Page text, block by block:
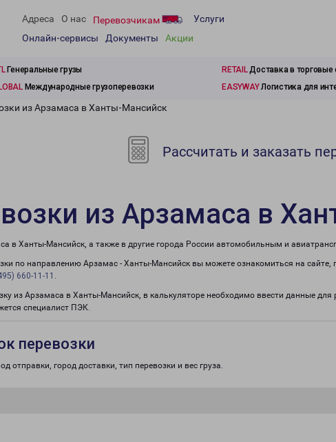
Адреса О нас Перевозчикам
Услуги
Онлайн-сервисы
Документы Акции
Генеральные грузы RETAILДоставка в торговые
Международные грузоперевозки EASYWAYЛогистика для
из Арзамаса в Ханты-Мансийск
Рассчитать и заказать
из Арзамаса в
в Ханты-Мансийск, а также в другие города России автомобильным и
по направлению Арзамас - Ханты-Мансийск вы можете ознакомиться на
660-11-11 .
из Арзамаса в Ханты-Мансийск, в калькуляторе необходимо ввести данные
специалист ПЭК.
перевозки
отправки, город доставки, тип перевозки и вес груза.